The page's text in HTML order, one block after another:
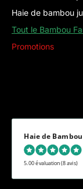
Haie de bambou
Tout le Bambou
Promotions
Haie de
5.00 évaluation(8 avis)